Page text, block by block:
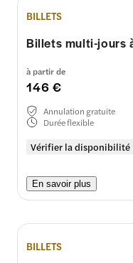
BILLETS
Billets multi-jours
à partir de
146 €
Vérifier la disponibilité
Annulation gratuite
Durée flexible
En savoir plus
BILLETS